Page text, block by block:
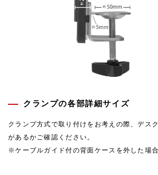
クランプの各部詳細サイズ
クランプ方式で取り付けをお考えの際、デス
があるかご確認ください。
※ケーブルガイド付の背面ケースを外した場